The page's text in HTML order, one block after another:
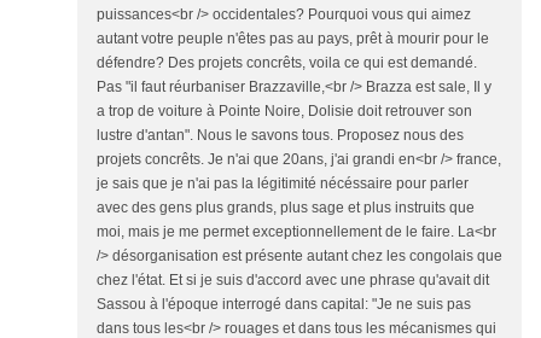
puissances<br /> occidentales? Pourquoi vous qui aimez
autant votre peuple n'êtes pas au pays, prêt à mourir pour le
défendre? Des projets concrêts, voila ce qui est demandé.
Pas "il faut réurbaniser Brazzaville,<br /> Brazza est sale, Il y
a trop de voiture à Pointe Noire, Dolisie doit retrouver son
lustre d'antan". Nous le savons tous. Proposez nous des
projets concrêts. Je n'ai que 20ans, j'ai grandi en<br /> france,
je sais que je n'ai pas la légitimité nécéssaire pour parler
avec des gens plus grands, plus sage et plus instruits que
moi, mais je me permet exceptionnellement de le faire. La<br
/> désorganisation est présente autant chez les congolais que
chez l'état. Et si je suis d'accord avec une phrase qu'avait dit
Sassou à l'époque interrogé dans capital: "Je ne suis pas
dans tous les<br /> rouages et dans tous les mécanismes qui